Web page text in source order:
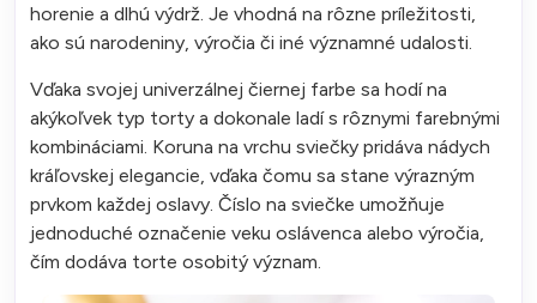
horenie a dlhú výdrž. Je vhodná na rôzne príležitosti,
ako sú narodeniny, výročia či iné významné udalosti.
Vďaka svojej univerzálnej čiernej farbe sa hodí na
akýkoľvek typ torty a dokonale ladí s rôznymi farebnými
kombináciami. Koruna na vrchu sviečky pridáva nádych
kráľovskej elegancie, vďaka čomu sa stane výrazným
prvkom každej oslavy. Číslo na sviečke umožňuje
jednoduché označenie veku oslávenca alebo výročia,
čím dodáva torte osobitý význam.